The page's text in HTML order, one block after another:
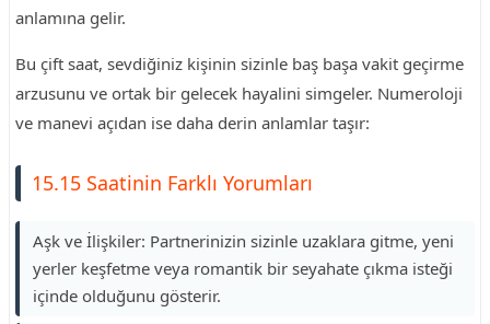
anlamına gelir.
Bu çift saat, sevdiğiniz kişinin sizinle baş başa vakit geçirme
arzusunu ve ortak bir gelecek hayalini simgeler. Numeroloji
ve manevi açıdan ise daha derin anlamlar taşır:
15.15 Saatinin Farklı Yorumları
Aşk ve İlişkiler: Partnerinizin sizinle uzaklara gitme, yeni
yerler keşfetme veya romantik bir seyahate çıkma isteği
içinde olduğunu gösterir.